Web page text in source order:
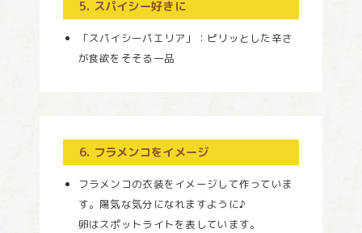
5. スパイシー好きに
「スパイシーパエリア」：ピリッとした辛さ
が食欲をそそる一品
6. フラメンコをイメージ
フラメンコの衣装をイメージして作っていま
す。陽気な気分になれますように♪
卵はスポットライトを表しています。